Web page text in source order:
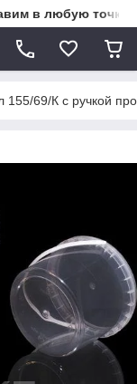
в любую точку
155/69/К с ручкой